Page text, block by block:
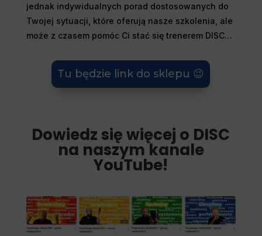
jednak indywidualnych porad dostosowanych do
Twojej sytuacji, które oferują nasze szkolenia, ale
może z czasem pomóc Ci stać się trenerem DISC…
Tu będzie link do sklepu 😉
Dowiedz się więcej o DISC
na naszym kanale
YouTube!